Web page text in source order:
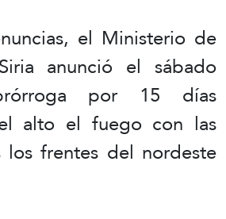
el Ministerio de
anunció el sábado
por 15 días
alto el fuego con las
frentes del nordeste